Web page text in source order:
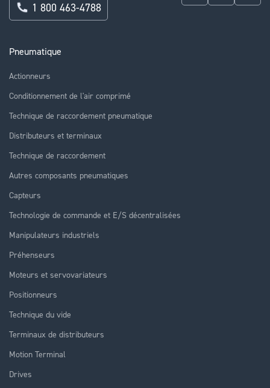
Pneumatique
Actionneurs
Conditionnement de l'air comprimé
Technique de raccordement pneumatique
Distributeurs et terminaux
Technique de raccordement
Autres composants pneumatiques
Capteurs
Technologie de commande et E/S décentralisées
Manipulateurs industriels
Préhenseurs
Moteurs et servovariateurs
Positionneurs
Technique du vide
Terminaux de distributeurs
Motion Terminal
Drives
1 800 463-4788